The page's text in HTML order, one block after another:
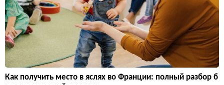
Как получить место в яслях во Франции: полный разбор б